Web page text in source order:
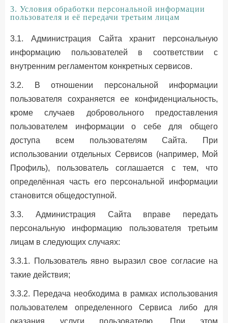
3. Условия обработки персональной информации
пользователя и её передачи третьим лицам
3.1. Администрация Сайта хранит персональную
информацию пользователей в соответствии с
внутренним регламентом конкретных сервисов.
3.2. В отношении персональной информации
пользователя сохраняется ее конфиденциальность,
кроме случаев добровольного предоставления
пользователем информации о себе для общего
доступа всем пользователям Сайта. При
использовании отдельных Сервисов (например, Мой
Профиль), пользователь соглашается с тем, что
определённая часть его персональной информации
становится общедоступной.
3.3. Администрация Сайта вправе передать
персональную информацию пользователя третьим
лицам в следующих случаях:
3.3.1. Пользователь явно выразил свое согласие на
такие действия;
3.3.2. Передача необходима в рамках использования
пользователем определенного Сервиса либо для
оказания услуги пользователю. При этом